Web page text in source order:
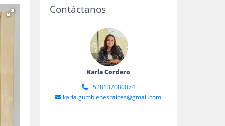
Contáctanos
Karla Cordero
+528137080074
karla.gumbienesraices@gmail.com